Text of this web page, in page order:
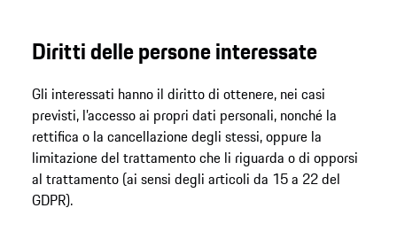
Diritti delle persone interessate
Gli interessati hanno il diritto di ottenere, nei casi
previsti, l’accesso ai propri dati personali, nonché la
rettifica o la cancellazione degli stessi, oppure la
limitazione del trattamento che li riguarda o di opporsi
al trattamento (ai sensi degli articoli da 15 a 22 del
GDPR).